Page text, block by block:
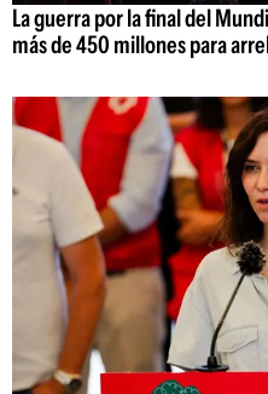
La guerra por la final del
más de 450 millones para